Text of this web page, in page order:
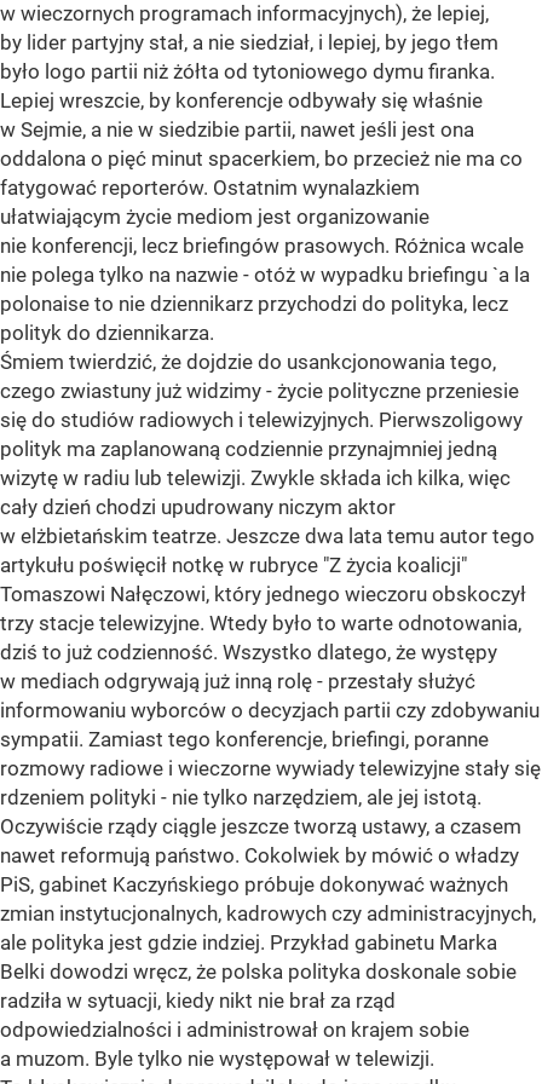
w wieczornych programach informacyjnych), że lepiej,
by lider partyjny stał, a nie siedział, i lepiej, by jego tłem
było logo partii niż żółta od tytoniowego dymu firanka.
Lepiej wreszcie, by konferencje odbywały się właśnie
w Sejmie, a nie w siedzibie partii, nawet jeśli jest ona
oddalona o pięć minut spacerkiem, bo przecież nie ma co
fatygować reporterów. Ostatnim wynalazkiem
ułatwiającym życie mediom jest organizowanie
nie konferencji, lecz briefingów prasowych. Różnica wcale
nie polega tylko na nazwie - otóż w wypadku briefingu `a la
polonaise to nie dziennikarz przychodzi do polityka, lecz
polityk do dziennikarza.
Śmiem twierdzić, że dojdzie do usankcjonowania tego,
czego zwiastuny już widzimy - życie polityczne przeniesie
się do studiów radiowych i telewizyjnych. Pierwszoligowy
polityk ma zaplanowaną codziennie przynajmniej jedną
wizytę w radiu lub telewizji. Zwykle składa ich kilka, więc
cały dzień chodzi upudrowany niczym aktor
w elżbietańskim teatrze. Jeszcze dwa lata temu autor tego
artykułu poświęcił notkę w rubryce "Z życia koalicji"
Tomaszowi Nałęczowi, który jednego wieczoru obskoczył
trzy stacje telewizyjne. Wtedy było to warte odnotowania,
dziś to już codzienność. Wszystko dlatego, że występy
w mediach odgrywają już inną rolę - przestały służyć
informowaniu wyborców o decyzjach partii czy zdobywaniu
sympatii. Zamiast tego konferencje, briefingi, poranne
rozmowy radiowe i wieczorne wywiady telewizyjne stały się
rdzeniem polityki - nie tylko narzędziem, ale jej istotą.
Oczywiście rządy ciągle jeszcze tworzą ustawy, a czasem
nawet reformują państwo. Cokolwiek by mówić o władzy
PiS, gabinet Kaczyńskiego próbuje dokonywać ważnych
zmian instytucjonalnych, kadrowych czy administracyjnych,
ale polityka jest gdzie indziej. Przykład gabinetu Marka
Belki dowodzi wręcz, że polska polityka doskonale sobie
radziła w sytuacji, kiedy nikt nie brał za rząd
odpowiedzialności i administrował on krajem sobie
a muzom. Byle tylko nie występował w telewizji.